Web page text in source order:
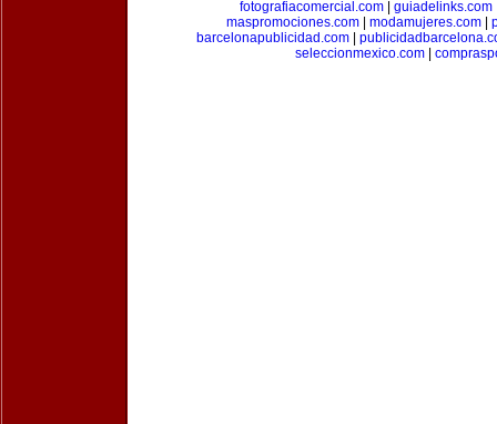
fotografiacomercial.com
guiadelinks.com
maspromociones.com
modamujeres.com
barcelonapublicidad.com|
seleccionmexico.com